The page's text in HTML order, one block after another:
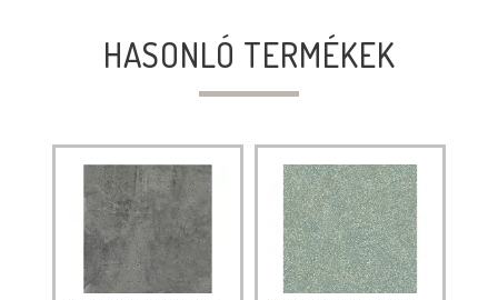
HASONLÓ TERMÉKEK